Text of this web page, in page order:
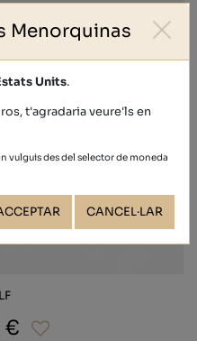
€
Menorquinas
Units.
t'agradaria veure'ls en
vulguis des del selector de moneda
CANCEL·LAR